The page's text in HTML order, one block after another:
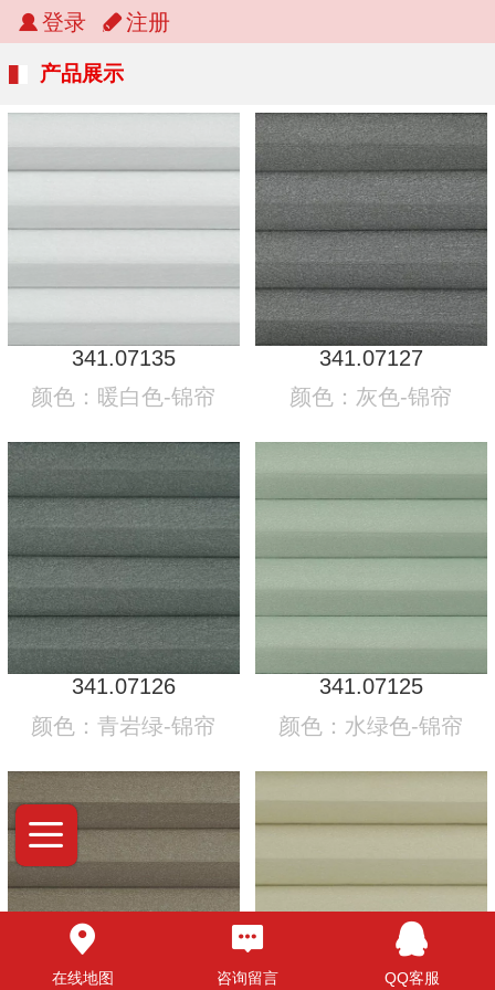
登录 注册
产品展示
341.07135
颜色：暖白色-锦帘
341.07127
颜色：灰色-锦帘
341.07126
颜色：青岩绿-锦帘
341.07125
颜色：水绿色-锦帘
在线地图 咨询留言 QQ客服